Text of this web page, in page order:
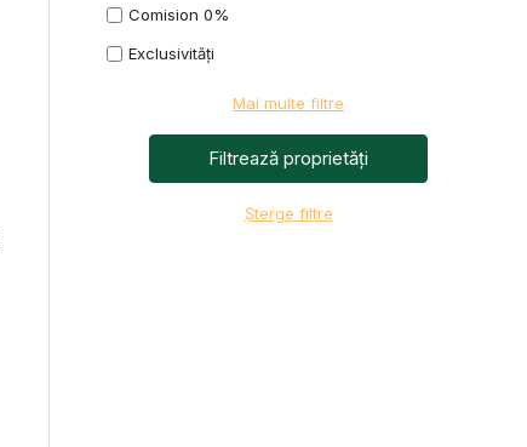
Comision 0%
Exclusivități
Mai multe filtre
Șterge filtre